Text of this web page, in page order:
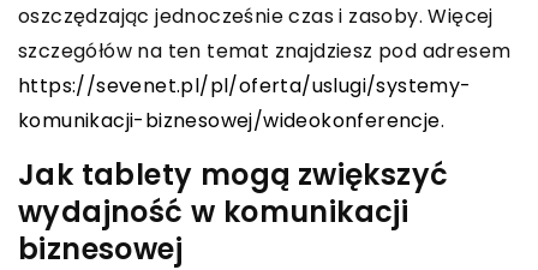
oszczędzając jednocześnie czas i zasoby. Więcej
szczegółów na ten temat znajdziesz pod adresem
https://sevenet.pl/pl/oferta/uslugi/systemy-
komunikacji-biznesowej/wideokonferencje.
Jak tablety mogą zwiększyć
wydajność w komunikacji
biznesowej